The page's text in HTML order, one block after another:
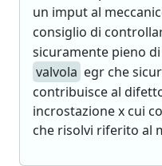
un imput al
consiglio di
sicuramente pieno
valvola egr che
contribuisce al
incrostazione x cui
che risolvi riferito al